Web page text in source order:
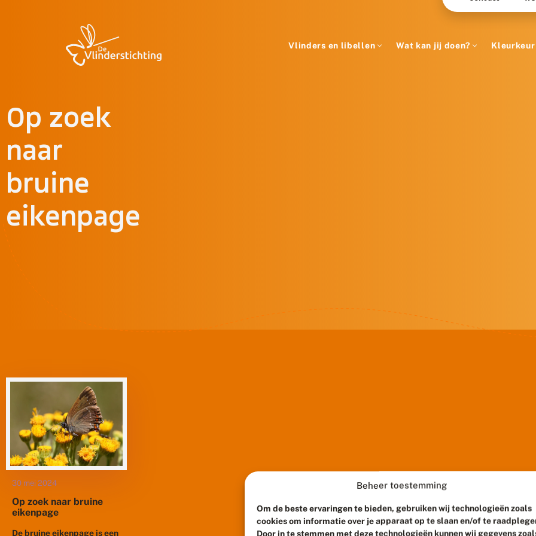
Beheer toestemming
Om de beste ervaringen te bieden, gebruiken wij technologieën zoals
cookies om informatie over je apparaat op te slaan en/of te
Door in te stemmen met deze technologieën kunnen wij gegevens
Vlinders en libellen Wat kan jij doen? Kleurkeur
Op zoek
naar
bruine
eikenpage
30 mei 2024
Op zoek naar bruine
eikenpage
De bruine eikenpage is een